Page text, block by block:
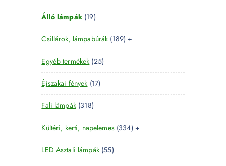
m
k
r
é
1
e
m
k
Álló lámpák 191
9
t
e
r
m
é
k
Csillárok, lámpabúrák 1891
8
t
r
é
k
+
Egyéb termékek 252
5
e
m
é
k
Éjszakai fények 171
7
e
r
m
é
Fali lámpák 3183
1
8
t
e
r
Kültéri, kerti, napelemes 3343
3
t
+
LED Asztali lámpák 555
5